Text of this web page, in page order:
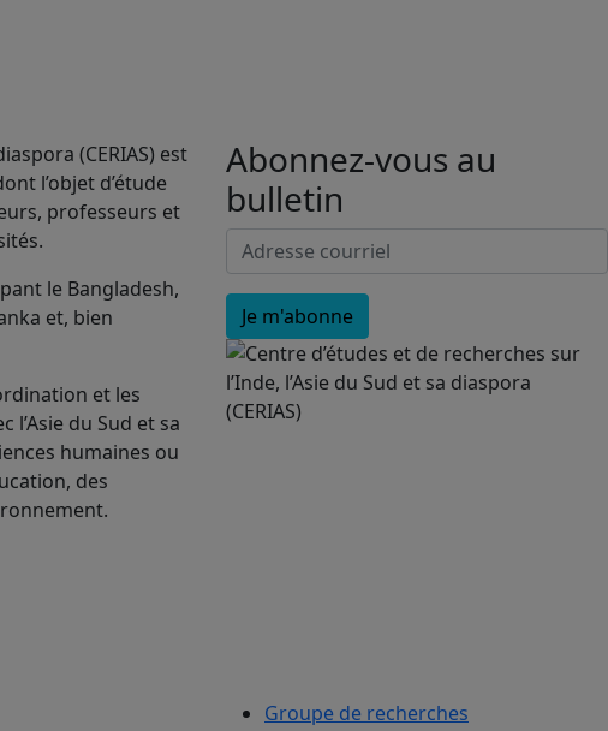
(CERIAS) est
l’objet d’étude
professeurs et
le Bangladesh,
et, bien
et les
l’Asie du Sud et sa
humaines ou
des
Abonnez-vous au
bulletin
Groupe de recherches